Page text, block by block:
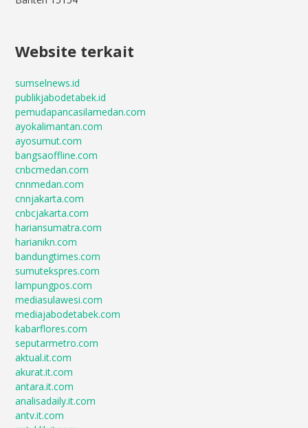
Website terkait
sumselnews.id
publikjabodetabek.id
pemudapancasilamedan.com
ayokalimantan.com
ayosumut.com
bangsaoffline.com
cnbcmedan.com
cnnmedan.com
cnnjakarta.com
cnbcjakarta.com
hariansumatra.com
harianikn.com
bandungtimes.com
sumutekspres.com
lampungpos.com
mediasulawesi.com
mediajabodetabek.com
kabarflores.com
seputarmetro.com
aktual.it.com
akurat.it.com
antara.it.com
analisadaily.it.com
antv.it.com